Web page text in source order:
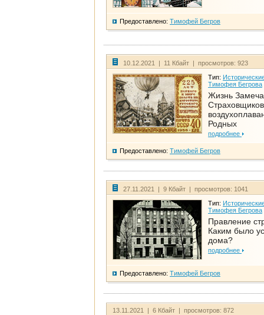
Предоставлено: Тимофей Бегров
10.12.2021 | 11 Кбайт | просмотров: 923
Тип:
Тимофея Бегрова
Жизнь
Родных
подробнее
Предоставлено: Тимофей Бегров
27.11.2021 | 9 Кбайт | просмотров: 1041
Тип:
Тимофея Бегрова
Правление
Каким было
дома?
подробнее
Предоставлено: Тимофей Бегров
13.11.2021 | 6 Кбайт | просмотров: 872